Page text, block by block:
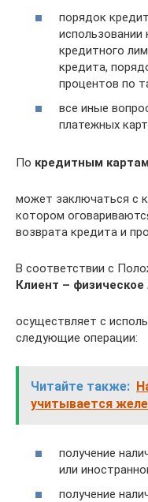
порядок
использовании
кредитного
кредита,
процентов по
все иные
платежных
По кредитным картам
может заключаться с
котором
возврата кредита и
В соответствии с
Клиент – физическое
осуществляет с
следующие операции:
Читайте также:
учитывается
получение
или
получение